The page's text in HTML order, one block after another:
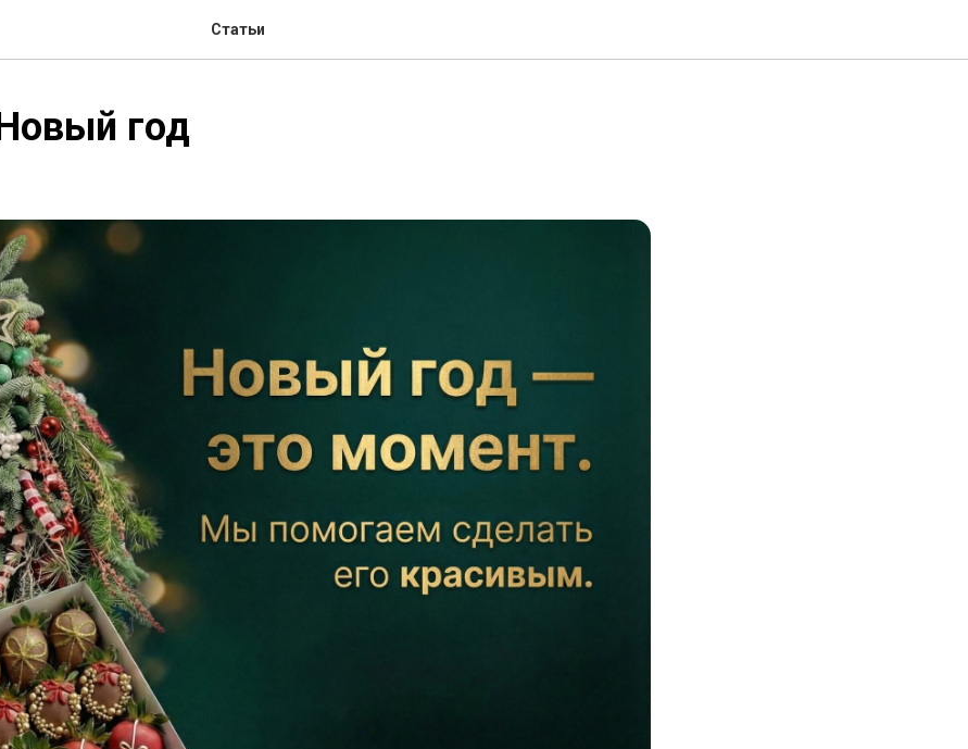
Статьи
год